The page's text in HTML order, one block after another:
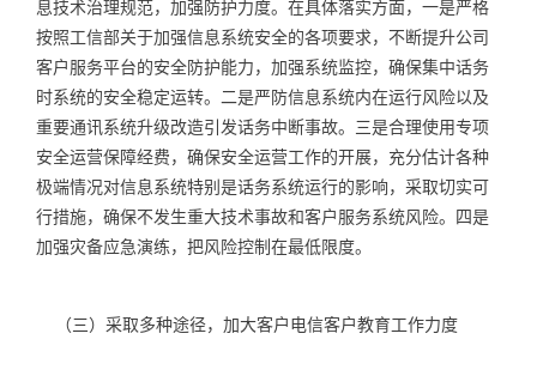
息技术治理规范，加强防护力度。在具体落实方面，一是严格
按照工信部关于加强信息系统安全的各项要求，不断提升公司
客户服务平台的安全防护能力，加强系统监控，确保集中话务
时系统的安全稳定运转。二是严防信息系统内在运行风险以及
重要通讯系统升级改造引发话务中断事故。三是合理使用专项
安全运营保障经费，确保安全运营工作的开展，充分估计各种
极端情况对信息系统特别是话务系统运行的影响，采取切实可
行措施，确保不发生重大技术事故和客户服务系统风险。四是
加强灾备应急演练，把风险控制在最低限度。
（三）采取多种途径，加大客户电信客户教育工作力度